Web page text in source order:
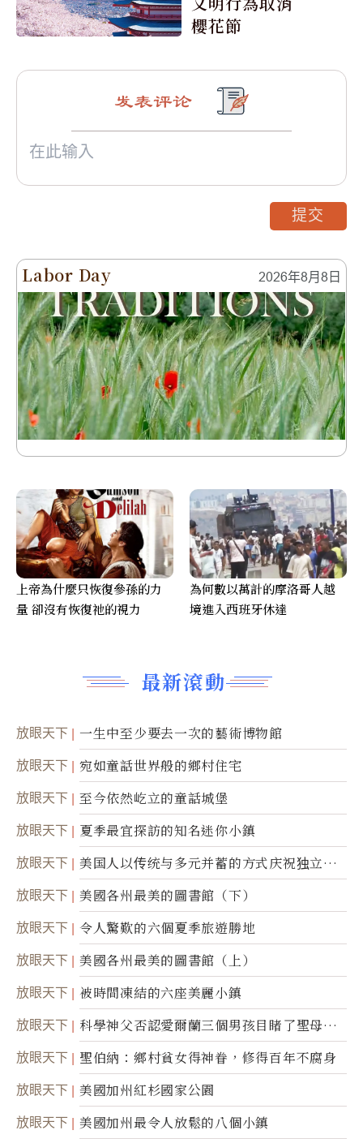
櫻花節
Labor Day 2026年8月8日
最新滾動
放眼天下 一生中至少要去一次的藝術博物館
放眼天下 宛如童話世界般的鄉村住宅
放眼天下 至今依然屹立的童話城堡
放眼天下 夏季最宜探訪的知名迷你小鎮
放眼天下
美国人以传统与多元并蓄的方式庆祝独立日2
50周年
放眼天下 美國各州最美的圖書館（下）
放眼天下 令人驚歎的六個夏季旅遊勝地
放眼天下 美國各州最美的圖書館（上）
放眼天下 被時間凍結的六座美麗小鎮
放眼天下
科學神父否認愛爾蘭三個男孩目睹了聖母顯
靈
放眼天下 聖伯納：鄉村貧女得神眷，修得百年不腐身
放眼天下 美國加州紅杉國家公園
放眼天下 美國加州最令人放鬆的八個小鎮
发表评论
提交
上帝為什麼只恢復參孫的力
量 卻沒有恢復祂的視力
為何數以萬計的摩洛哥人越
境進入西班牙休達